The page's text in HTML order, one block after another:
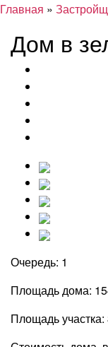
Главная »
Дом в
Очередь: 1
Площадь дома:
Площадь участка: